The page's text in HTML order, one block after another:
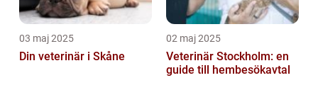
03 maj 2025
Din veterinär i Skåne
02 maj 2025
Veterinär Stockholm: en
guide till hembesökavtal